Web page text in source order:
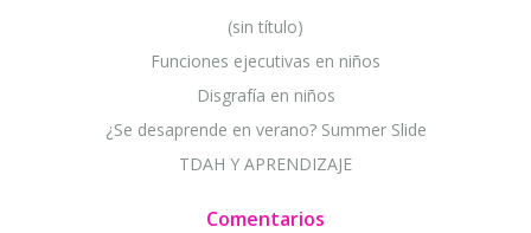
entradasentradas
(sin título)
Funciones ejecutivas en niños
Disgrafía en niños
¿Se desaprende en verano? Summer Slide
TDAH Y APRENDIZAJE
Comentarios